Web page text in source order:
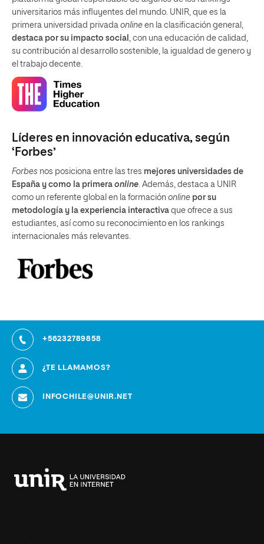
universitarios más influyentes del mundo. UNIR, que es la
primera universidad privada online en la clasificación general,
destaca por su impacto social , con una educación de calidad,
su contribución al desarrollo sostenible, la igualdad de genero y
el trabajo decente.
Líderes en innovación educativa, según
‘Forbes’
Forbes nos posiciona entre las tres mejores universidades de
España y como la primera online. Además, destaca a UNIR
como un referente global en la formación online por su
metodología y la experiencia interactiva que ofrece a sus
estudiantes, así como su reconocimiento en los rankings
internacionales más relevantes.
+56232789858
¿TE LLAMAMOS?
INFOCHILE@UNIR.NET